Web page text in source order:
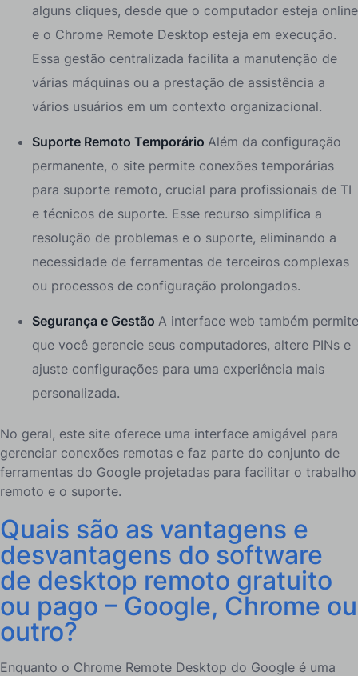
alguns cliques, desde que o computador esteja online
e o Chrome Remote Desktop esteja em execução.
Essa gestão centralizada facilita a manutenção de
várias máquinas ou a prestação de assistência a
vários usuários em um contexto organizacional.
Suporte Remoto Temporário Além da configuração
permanente, o site permite conexões temporárias
para suporte remoto, crucial para profissionais de TI
e técnicos de suporte. Esse recurso simplifica a
resolução de problemas e o suporte, eliminando a
necessidade de ferramentas de terceiros complexas
ou processos de configuração prolongados.
Segurança e Gestão A interface web também permite
que você gerencie seus computadores, altere PINs e
ajuste configurações para uma experiência mais
personalizada.
No geral, este site oferece uma interface amigável para
gerenciar conexões remotas e faz parte do conjunto de
ferramentas do Google projetadas para facilitar o trabalho
remoto e o suporte.
Quais são as vantagens e
desvantagens do software
de desktop remoto gratuito
ou pago – Google, Chrome ou
outro?
Enquanto o Chrome Remote Desktop do Google é uma